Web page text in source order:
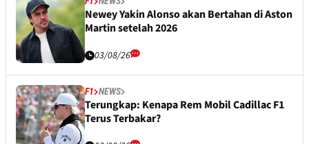
Newey Yakin Alonso akan Bertahan di Aston
Martin setelah 2026
03/08/26
F1 NEWS
Terungkap: Kenapa Rem Mobil Cadillac F1
Terus Terbakar?